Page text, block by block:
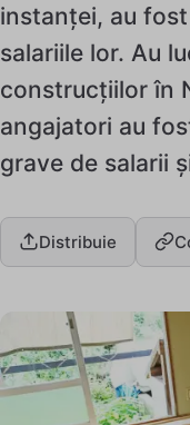
instanței, au
salariile lor. Au
construcțiilor în
angajatori au
grave de salarii
Distribuie